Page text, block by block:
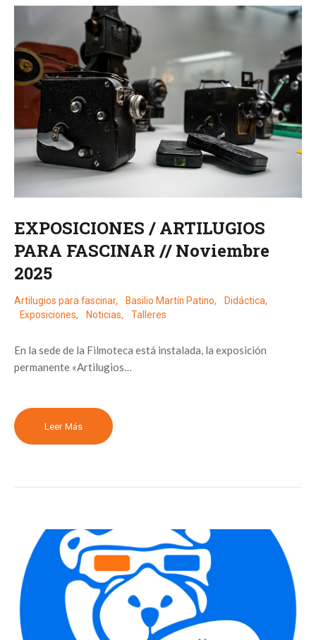
EXPOSICIONES / ARTILUGIOS
PARA FASCINAR // Noviembre
2025
Artilugios para fascinar, Basilio Martín Patino, Didáctica,
Exposiciones, Noticias, Talleres
En la sede de la Filmoteca está instalada, la exposición
permanente «Artilugios…
Leer Más